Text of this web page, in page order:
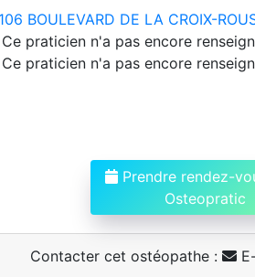
BOULEVARD DE LA CROIX-
praticien n'a pas encore
praticien n'a pas encore
Prendre rendez-
Osteopratic
Contacter cet ostéopathe :